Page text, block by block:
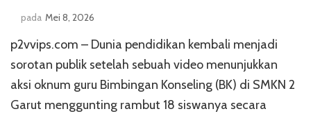
pada Mei 8, 2026
p2vvips.com – Dunia pendidikan kembali menjadi
sorotan publik setelah sebuah video menunjukkan
aksi oknum guru Bimbingan Konseling (BK) di SMKN 2
Garut menggunting rambut 18 siswanya secara